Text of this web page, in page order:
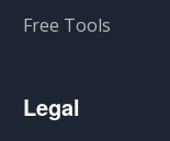
Free Tools
Legal